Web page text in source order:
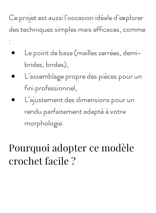
Ce projet est aussi l’occasion idéale d’explorer
des techniques simples mais efficaces, comme
:
Le point de base (mailles serrées, demi-
brides, brides),
L’assemblage propre des pièces pour un
fini professionnel,
L’ajustement des dimensions pour un
rendu parfaitement adapté à votre
morphologie.
Pourquoi adopter ce modèle
crochet facile ?